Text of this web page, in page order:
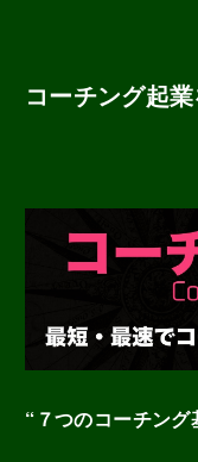
コーチング起
“７つのコーチング